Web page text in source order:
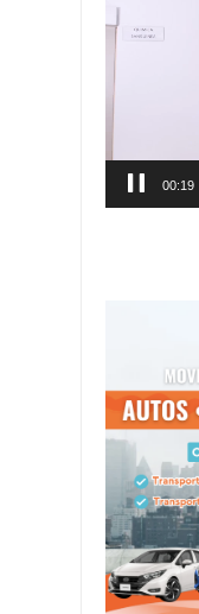
Reproductor
de
00:20